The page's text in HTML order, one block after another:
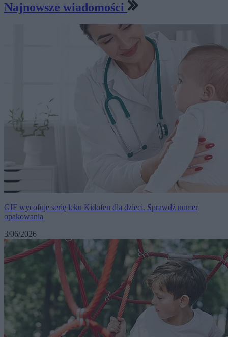
Najnowsze wiadomości
GIF wycofuje serię leku Kidofen dla dzieci. Sprawdź numer
opakowania
3/06/2026